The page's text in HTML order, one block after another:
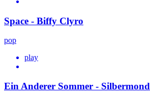
Space - Biffy Clyro
pop
play
Ein Anderer Sommer - Silbermond